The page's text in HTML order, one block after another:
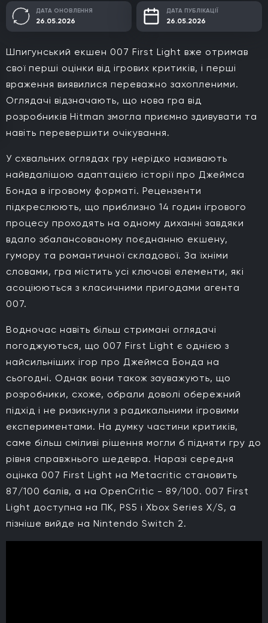
ДАТА ОНОВЛЕННЯ
26.05.2026
ДАТА ПУБЛІКАЦІЇ
26.05.2026
Шпигунський екшен 007 First Light вже отримав
свої перші оцінки від ігрових критиків, і перші
враження виявилися переважно захопленими.
Оглядачі відзначають, що нова гра від
розробників Hitman змогла приємно здивувати та
навіть перевершити очікування.
У схвальних оглядах гру нерідко називають
найвдалішою адаптацією історії про Джеймса
Бонда в ігровому форматі. Рецензенти
підкреслюють, що приблизно 14 годин ігрового
процесу проходять на одному диханні завдяки
вдало збалансованому поєднанню екшену,
гумору та романтичної складової. За їхніми
словами, гра містить усі ключові елементи, які
асоціюються з класичними пригодами агента
007.
Водночас навіть більш стримані оглядачі
погоджуються, що 007 First Light є однією з
найсильніших ігор про Джеймса Бонда на
сьогодні. Однак вони також зауважують, що
розробники, схоже, обрали доволі обережний
підхід і не ризикнули з радикальними ігровими
експериментами. На думку частини критиків,
саме більш сміливі рішення могли б підняти гру до
рівня справжнього шедевра. Наразі середня
оцінка 007 First Light на Metacritic становить
87/100 балів, а на OpenCritic - 89/100. 007 First
Light доступна на ПК, PS5 і Xbox Series X/S, а
пізніше вийде на Nintendo Switch 2.